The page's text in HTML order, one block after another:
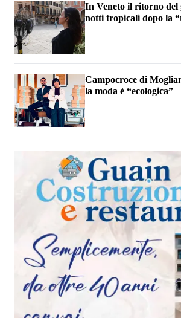
In Veneto il ritorno del
notti tropicali dopo la
Campocroce di
la moda è “ecologica”